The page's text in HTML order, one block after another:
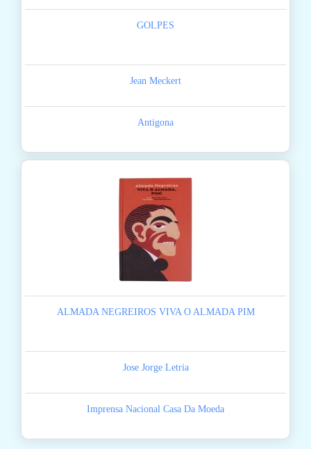
GOLPES
Jean Meckert
Antigona
ALMADA NEGREIROS VIVA O ALMADA PIM
Jose Jorge Letria
Imprensa Nacional Casa Da Moeda